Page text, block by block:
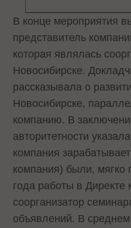
В конце мероприятия
представитель
которая являлась
Новосибирске.
рассказывала о
Новосибирске,
компанию. В
авторитетности
компания
компания) были, мягко
года работы в Директе
соорганизатор
объявлений. В